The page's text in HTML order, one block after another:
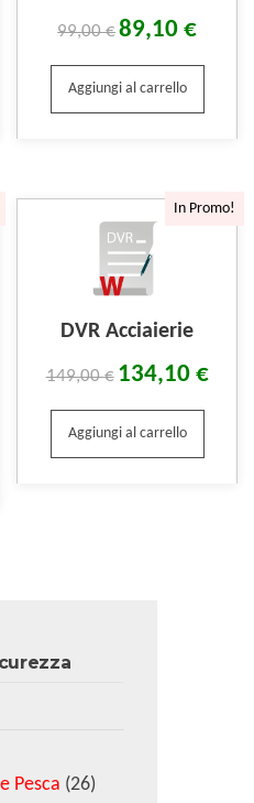
99,00€89,10€
Aggiungi al carrello
In Promo!
DVR Acciaierie
149,00€ 134,10 €
Aggiungi al carrello
Pesca (26)